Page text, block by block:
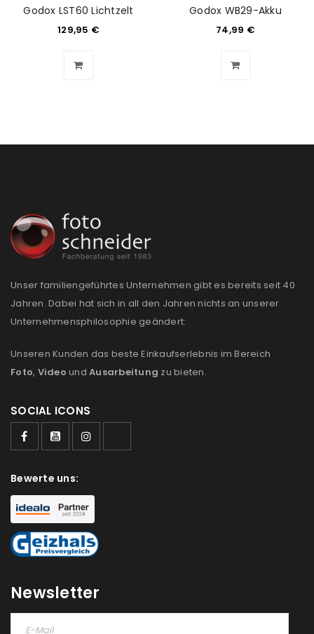
Godox LST60 Lichtzelt
129,95 €
Godox WB29-Akku
74,99 €
Unser familiengeführtes Unternehmen gibt es bereits seit 40
Jahren. Dabei hat sich in all den Jahren nichts an unserer
Unternehmensphilosophie geändert:
Unseren Kunden das beste Einkaufserlebnis im Bereich
Foto, Video und Ausarbeitung zu bieten.
SOCIAL ICONS
Bewerte uns:
Newsletter